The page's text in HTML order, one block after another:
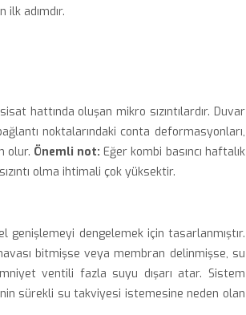
adımdır.
hattında oluşan mikro sızıntılardır. Duvar
noktalarındaki conta deformasyonları,
olur. Önemli not: Eğer kombi basıncı haftalık
olma ihtimali çok yüksektir.
genişlemeyi dengelemek için tasarlanmıştır.
bitmişse veya membran delinmişse, su
ventili fazla suyu dışarı atar. Sistem
sürekli su takviyesi istemesine neden olan